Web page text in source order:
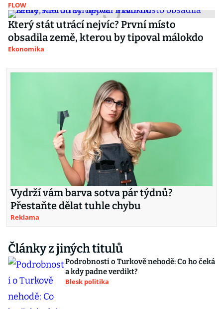
FLOW
Který stát utrácí nejvíc? První místo
obsadila země, kterou by tipoval málokdo
Ekonomika
Vydrží vám barva sotva pár týdnů?
Přestaňte dělat tuhle chybu
Reklama
Články z jiných titulů
Podrobnosti o Turkově nehodě: Co ho čeká
a kdy padne verdikt?
Blesk politika